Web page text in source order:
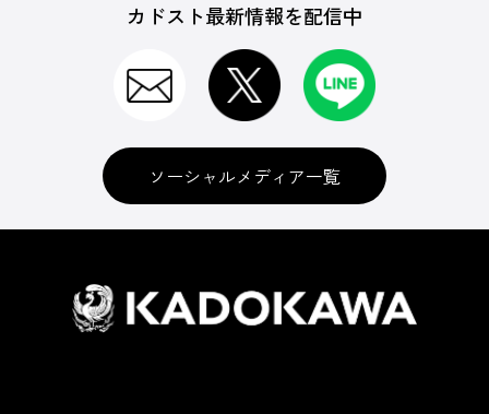
カドスト最新情報を配信中
ソーシャルメディア一覧